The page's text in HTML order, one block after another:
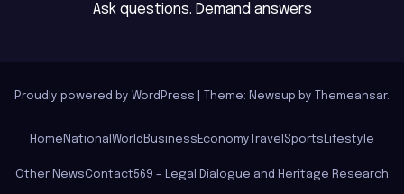
Ask questions. Demand answers
Proudly powered by WordPress Theme: Newsup by Themeansar.
Home National World Business Economy Travel Sports Lifestyle
Other NewsContact569 – Legal Dialogue and Heritage Research